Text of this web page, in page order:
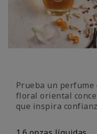
Prueba un perfume
floral oriental
que inspira